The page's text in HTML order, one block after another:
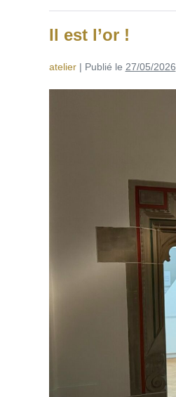
Il est l’or !
atelier| Publié le 27/05/2026